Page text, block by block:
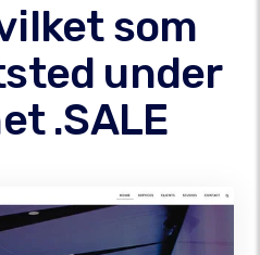
som
under
.SALE